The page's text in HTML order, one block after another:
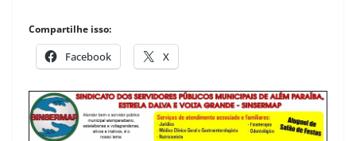
Compartilhe isso:
Facebook X